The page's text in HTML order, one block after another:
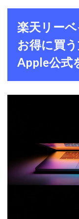
楽天リー
お得に買
Apple公式